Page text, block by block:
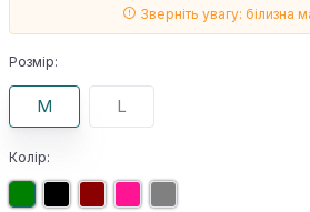
Зверніть увагу: білизна
Розмір:
M L
Колір: